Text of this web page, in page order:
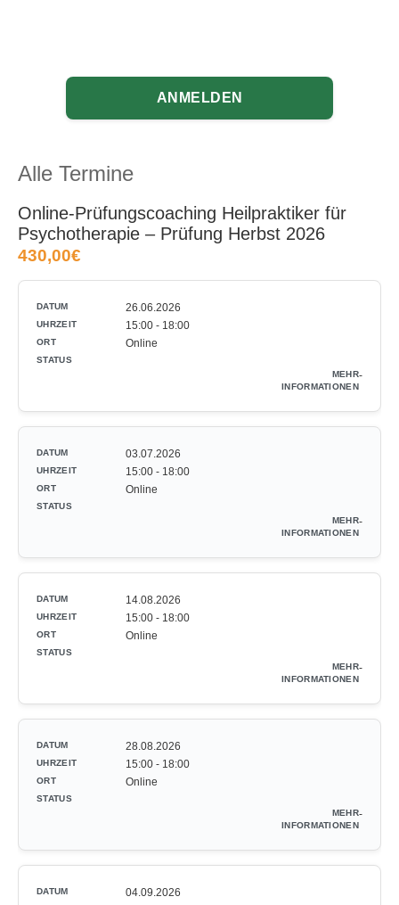
ANMELDEN
Alle Termine
Online-Prüfungscoaching Heilpraktiker für
Psychotherapie ‒ Prüfung Herbst 2026
430,00€
26.06.2026
15:00 - 18:00
Online
-
03.07.2026
15:00 - 18:00
Online
-
14.08.2026
15:00 - 18:00
Online
-
28.08.2026
15:00 - 18:00
Online
-
04.09.2026